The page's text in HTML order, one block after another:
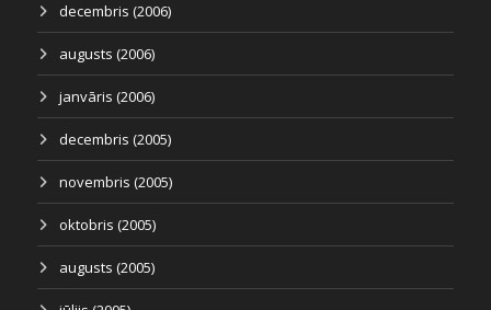
decembris (2006)
augusts (2006)
janvāris (2006)
decembris (2005)
novembris (2005)
oktobris (2005)
augusts (2005)